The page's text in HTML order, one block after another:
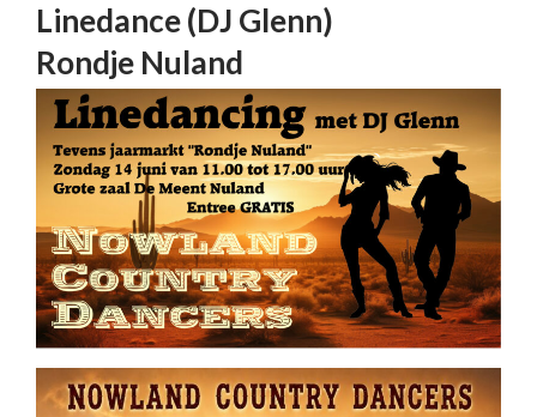
Linedance (DJ Glenn)
Rondje Nuland
14 juni @ 11:00 -17:00Gratis